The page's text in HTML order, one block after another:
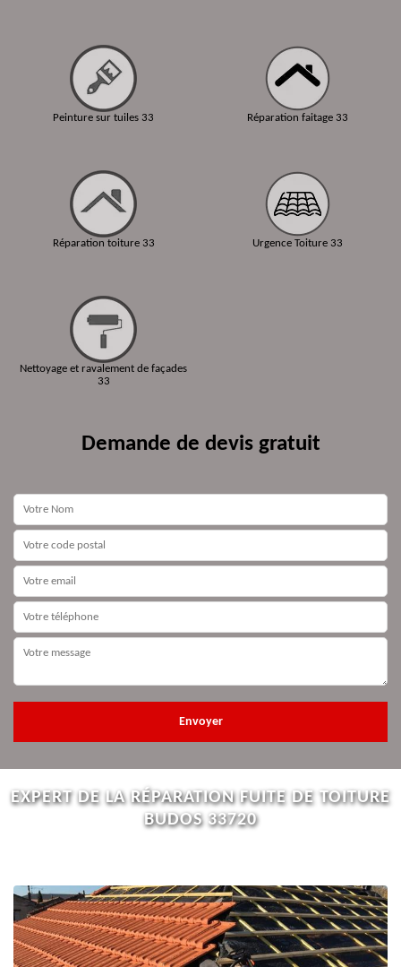
Peinture sur tuiles 33
Réparation toiture 33
Nettoyage et ravalement de façades
33
Réparation faitage 33
Urgence Toiture 33
Demande de devis gratuit
EXPERT DE LA RÉPARATION FUITE DE TOITURE
BUDOS 33720